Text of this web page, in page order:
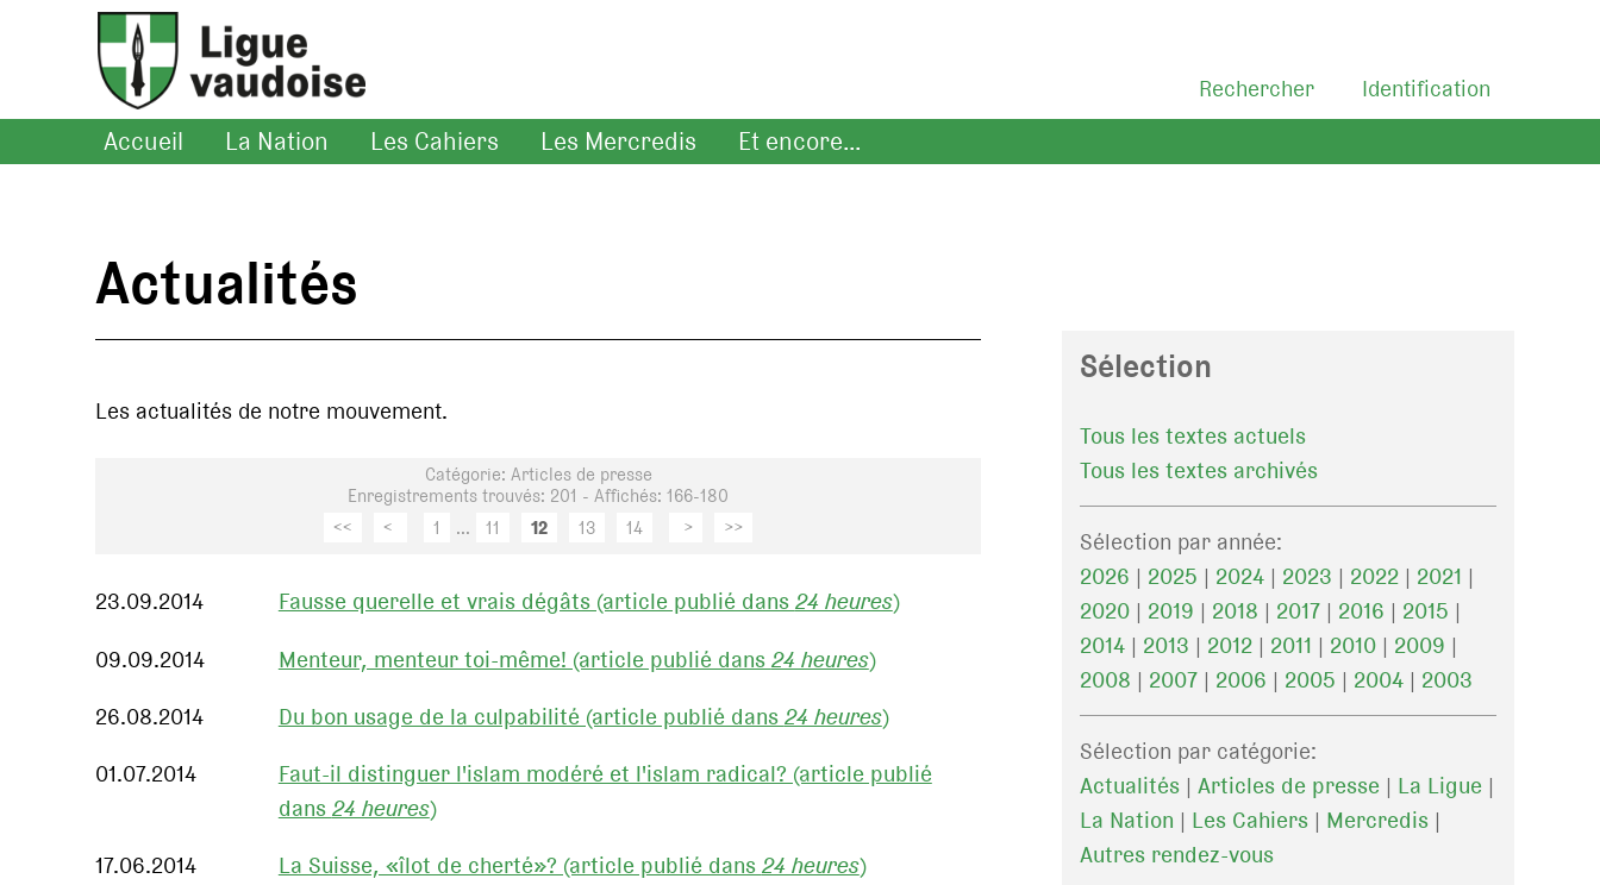
Identification
Rechercher
Accueil La Nation Les Cahiers Les Mercredis Et encore...
Actualités
Les actualités de notre mouvement.
Catégorie: Articles de presse
Enregistrements trouvés: 201 - Affichés: 166-180
<<
< 1 ... 11 12 13 14 > >>
23.09.2014 Fausse querelle et vrais dégâts (article publié dans24 heures)
09.09.2014
Menteur, menteur toi-même! (article publié dans24 heures)
26.08.2014
Du bon usage de la culpabilité (article publié dans24 heures)
01.07.2014
Faut-il distinguer l'islam modéré et l'islam radical? (article publié
dans24 heures)
17.06.2014
La Suisse, «îlot de cherté»? (article publié dans24 heures)
Sélection
Tous les textes actuels
Tous les textes archivés
Sélection par année:
2026 | 2025 | 2024 | 2023 | 2022 | 2021 |
2020 | 2019 | 2018 | 2017 | 2016 | 2015 |
2014 | 2013 | 2012 | 2011 | 2010 | 2009 |
2008 | 2007 | 2006 | 2005 | 2004 | 2003
Sélection par catégorie:
Actualités | Articles de presse | La Ligue |
La Nation | Les Cahiers | Mercredis |
Autres rendez-vous